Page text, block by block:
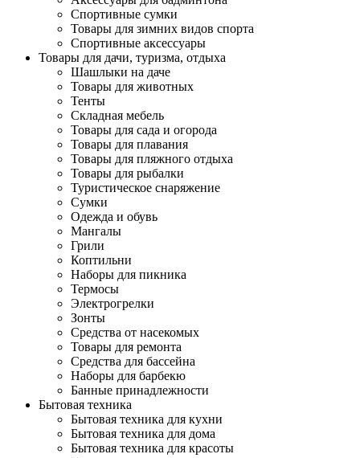
Спортивные сумки
Товары для зимних видов спорта
Спортивные аксессуары
Товары для дачи, туризма, отдыха
Шашлыки на даче
Товары для животных
Тенты
Складная мебель
Товары для сада и огорода
Товары для плавания
Товары для пляжного отдыха
Товары для рыбалки
Туристическое снаряжение
Сумки
Одежда и обувь
Мангалы
Грили
Коптильни
Наборы для пикника
Термосы
Электрогрелки
Зонты
Средства от насекомых
Товары для ремонта
Средства для бассейна
Наборы для барбекю
Банные принадлежности
Бытовая техника
Бытовая техника для кухни
Бытовая техника для дома
Бытовая техника для красоты